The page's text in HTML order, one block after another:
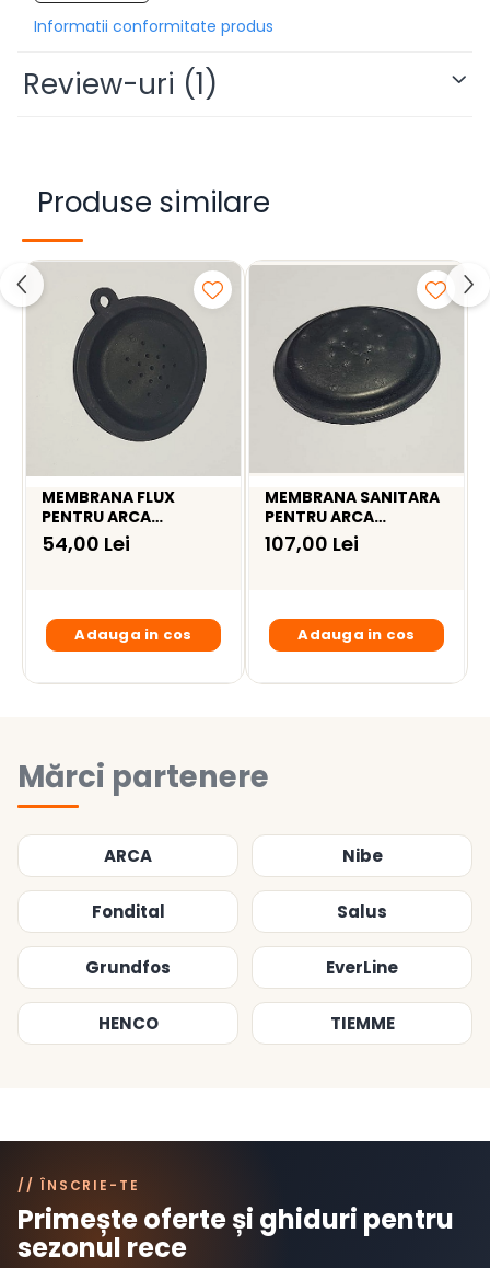
Informatii conformitate produs
Review-uri (1)
Produse similare
MEMBRANA FLUX
PENTRU ARCA
MILENIUM / POCKET I -
MEM033P1
54,00 Lei
Adauga in cos
MEMBRANA SANITARA
PENTRU ARCA
MILENIUM / POCKET I -
MEM0101P1
107,00 Lei
Adauga in cos
Mărci partenere
ARCA Nibe
Fondital Salus
Grundfos EverLine
HENCO TIEMME
// ÎNSCRIE-TE
Primește oferte și ghiduri pentru
sezonul rece